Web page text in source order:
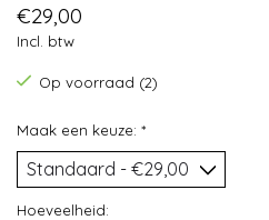
€29,00
Incl. btw
Op voorraad (2)
Maak een keuze: *
Hoeveelheid: